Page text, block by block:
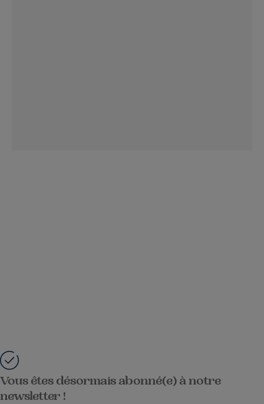
Vous êtes désormais abonné(e) à notre
newsletter !